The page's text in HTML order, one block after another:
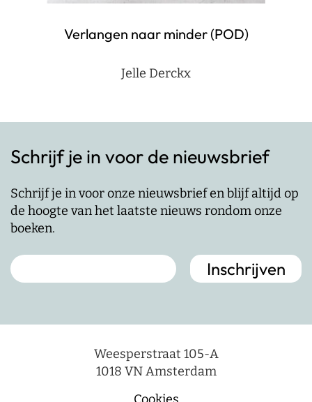
Verlangen naar minder (POD)
Jelle Derckx
Schrijf je in voor de nieuwsbrief
Schrijf je in voor onze nieuwsbrief en blijf altijd op
de hoogte van het laatste nieuws rondom onze
boeken.
Weesperstraat 105-A
1018 VN Amsterdam